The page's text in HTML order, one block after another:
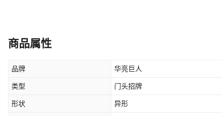
商品属性
品牌 华亮巨人
类型 门头招牌
形状 异形